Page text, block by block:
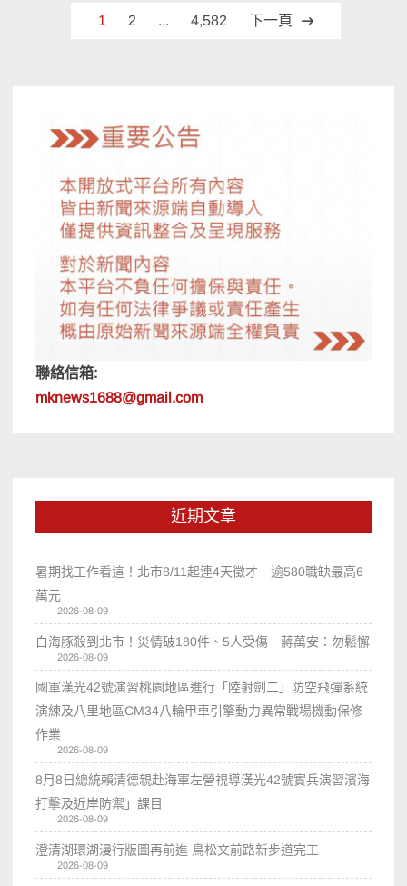
1 2 ... 4,582 下一頁
聯絡信箱:
mknews1688@gmail.com
近期文章
暑期找工作看這！北市8/11起連4天徵才 逾580職缺最高6
萬元
2026-08-09
白海豚殺到北市！災情破180件、5人受傷 蔣萬安：勿鬆懈
2026-08-09
國軍漢光42號演習桃園地區進行「陸射劍二」防空飛彈系統
演練及八里地區CM34八輪甲車引擎動力異常戰場機動保修
作業
2026-08-09
8月8日總統賴清德親赴海軍左營視導漢光42號實兵演習濱海
打擊及近岸防禦」課目
2026-08-09
澄清湖環湖漫行版圖再前進 鳥松文前路新步道完工
2026-08-09